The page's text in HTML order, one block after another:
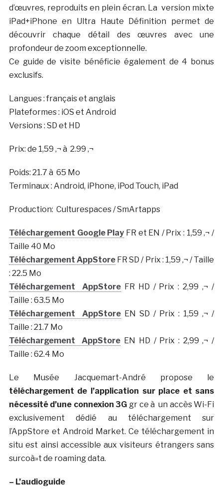
d’œuvres, reproduits en plein écran. La version mixte
iPad+iPhone en Ultra Haute Définition permet de
découvrir chaque détail des œuvres avec une
profondeur de zoom exceptionnelle.
Ce guide de visite bénéficie également de 4 bonus
exclusifs.
Langues : français et anglais
Plateformes : iOS et Android
Versions : SD et HD
Prix: de 1,59 ‚¬ à 2.99 ‚¬
Poids: 21.7 à 65 Mo
Terminaux : Android, iPhone, iPod Touch, iPad
Production: Culturespaces / SmArtapps
Téléchargement Google Play FR et EN / Prix : 1,59 ‚¬ /
Taille 40 Mo
Téléchargement AppStore FR SD / Prix : 1,59 ‚¬ / Taille
: 22.5 Mo
Téléchargement AppStoreFR HD / Prix : 2,99 ‚¬ /
Taille : 63.5 Mo
Téléchargement AppStoreEN SD / Prix : 1,59 ‚¬ /
Taille : 21.7 Mo
Téléchargement AppStore EN HD / Prix : 2,99 ‚¬ /
Taille : 62.4 Mo
Le Musée Jacquemart-André propose le
téléchargement de l’application sur place et sans
nécessité d’une connexion 3G gr ce à un accès Wi-Fi
exclusivement dédié au téléchargement sur
l’AppStore et Android Market. Ce téléchargement in
situ est ainsi accessible aux visiteurs étrangers sans
surcoà»t de roaming data.
– L’audioguide